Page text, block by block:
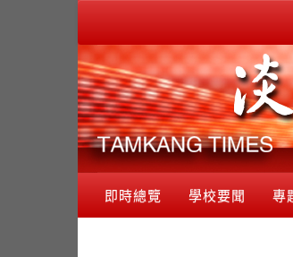
即時總覽 學校要聞 專